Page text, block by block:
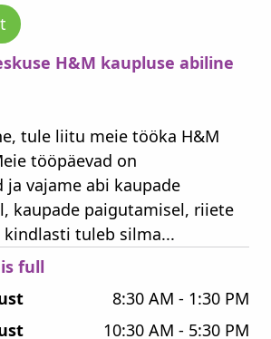
H&M kaupluse abiline
tule liitu meie tööka H&M
tööpäevad on
ja vajame abi kaupade
kaupade paigutamisel, riiete
tuleb silma...
full
8:30 AM - 1:30 PM
10:30 AM - 5:30 PM